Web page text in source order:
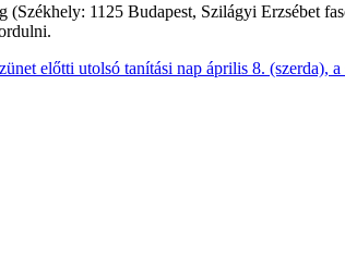
(Székhely: 1125 Budapest, Szilágyi Erzsébet
előtti utolsó tanítási nap április 8. (szerda), a